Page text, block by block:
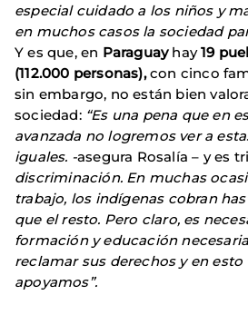
especial cuidado a los niños y
en muchos casos la sociedad
Y es que, en Paraguay hay19
(112.000 personas),con cinco
sin embargo, no están bien
sociedad: “Es una pena que en
avanzada no logremos ver a
iguales. -asegura Rosalía – y es
discriminación. En muchas
trabajo, los indígenas cobran
que el resto. Pero claro, es
formación y educación
reclamar sus derechos y en
apoyamos”.